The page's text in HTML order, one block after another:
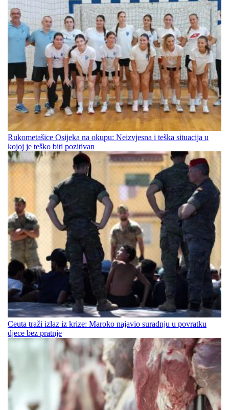
Rukometašice Osijeka na okupu: Neizvjesna i teška situacija u
kojoj je teško biti pozitivan
Ceuta traži izlaz iz krize: Maroko najavio suradnju u povratku
djece bez pratnje